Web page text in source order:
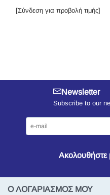
[Σύνδεση για προβολή τιμής]
Newsletter
Subscribe to our
Ακολουθήστε
Ο ΛΟΓΑΡΙΑΣΜΟΣ ΜΟΥ